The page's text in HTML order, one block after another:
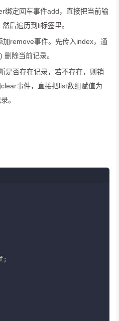
绑定回车事件add，直接把当前输
后遍历到li标签里。
remove事件。先传入index，通
除当前记录。
是否存在记录，若不存在，则销
事件，直接把list数组赋值为
。
;